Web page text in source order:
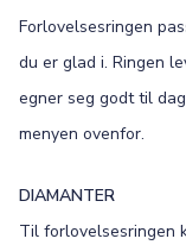
Old
Colonna
Script MT
Forlovelsesringen
du er glad i. Ringen
egner seg godt til
menyen ovenfor.
DIAMANTER
Til forlovelsesringen